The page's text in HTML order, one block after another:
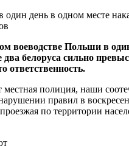
воеводстве Польши в
два белоруса сильно
ответственность.
местная полиция, наши
правил в
по территории